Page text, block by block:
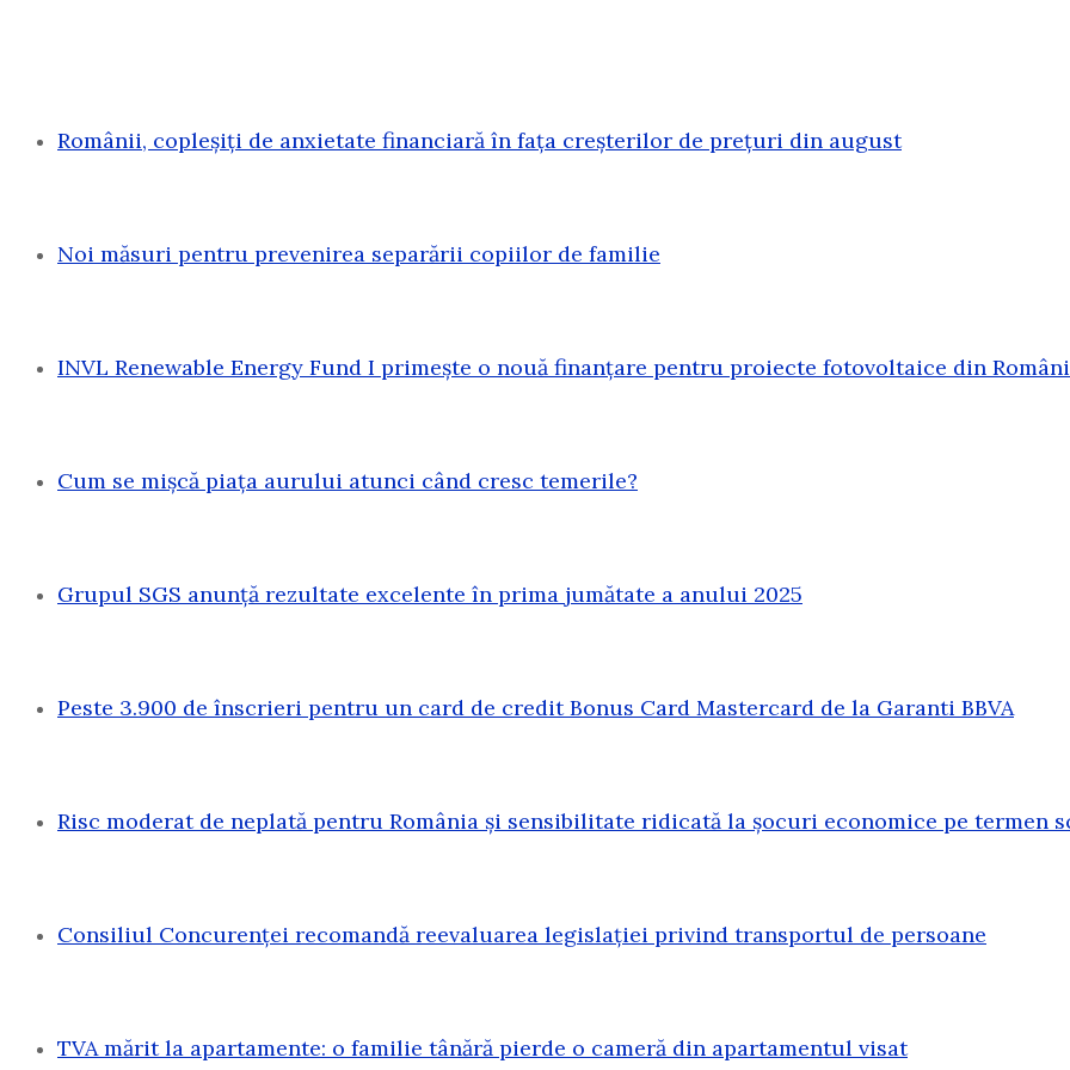
Românii, copleșiți de anxietate financiară în fața creșterilor de prețuri din august
Noi măsuri pentru prevenirea separării copiilor de familie
INVL Renewable Energy Fund I primește o nouă finanțare pentru proiecte fotovoltaice din
Cum se mișcă piața aurului atunci când cresc temerile?
Grupul SGS anunță rezultate excelente în prima jumătate a anului 2025
Peste 3.900 de înscrieri pentru un card de credit Bonus Card Mastercard de la Garanti BBVA
Risc moderat de neplată pentru România și sensibilitate ridicată la șocuri economice pe termen
Consiliul Concurenței recomandă reevaluarea legislației privind transportul de persoane
TVA mărit la apartamente: o familie tânără pierde o cameră din apartamentul visat